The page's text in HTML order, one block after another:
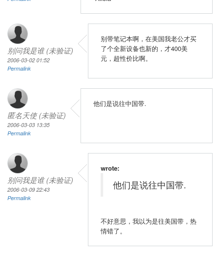
别问我是谁 (未验证)
2006-03-02 01:52
Permalink
别带笔记本啊，在美国我老公才买
了个全新设备也新的，才400美
元，超性价比啊。
匿名天使 (未验证)
2006-03-03 13:35
Permalink
他们是说往中国带.
别问我是谁 (未验证)
2006-03-09 22:43
Permalink
wrote:
他们是说往中国带.
不好意思，我以为是往美国带，热
情错了。